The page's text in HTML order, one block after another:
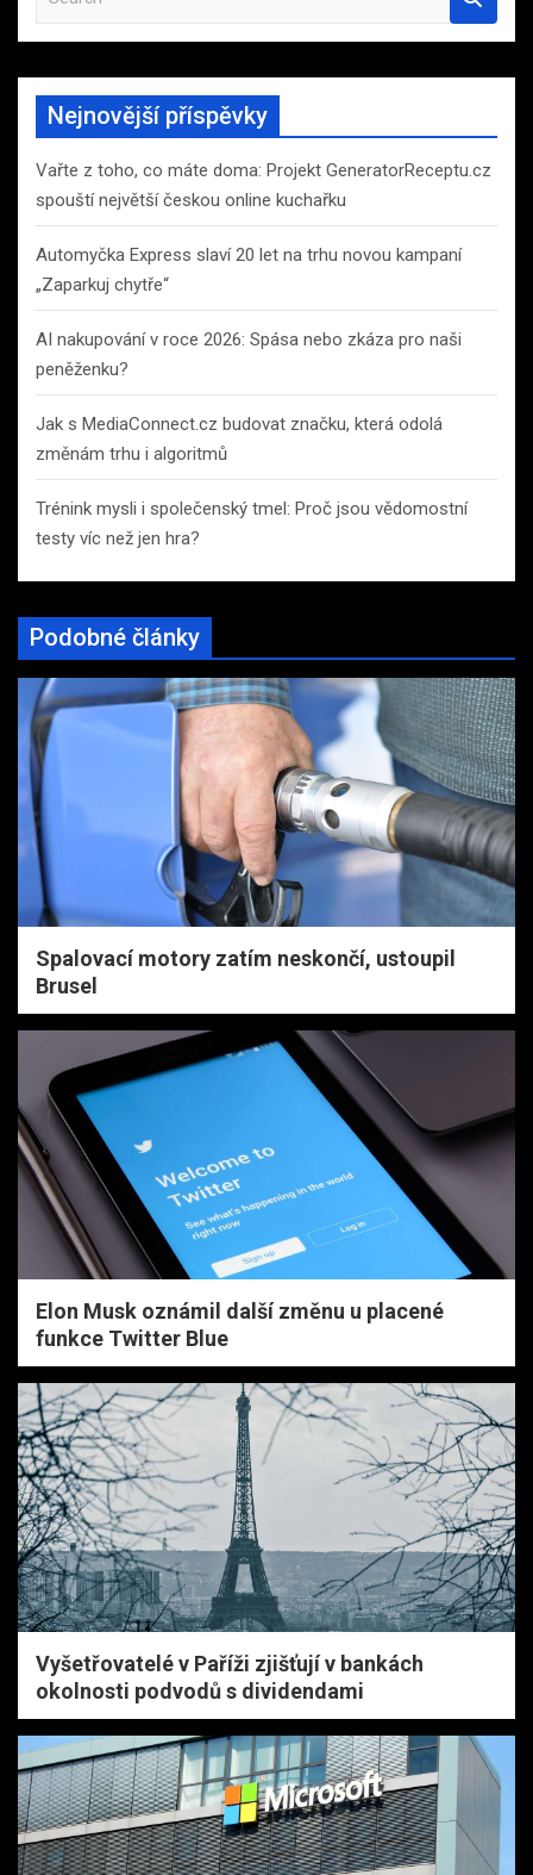
a
r
h
Nejnovější příspěvky
Vařte z toho, co máte doma: Projekt GeneratorReceptu.cz
spouští největší českou online kuchařku
Automyčka Express slaví 20 let na trhu novou kampaní
„Zaparkuj chytře“
AI nakupování v roce 2026: Spása nebo zkáza pro naši
peněženku?
Jak s MediaConnect.cz budovat značku, která odolá
změnám trhu i algoritmů
Trénink mysli i společenský tmel: Proč jsou vědomostní
testy víc než jen hra?
Podobné články
Spalovací motory zatím neskončí, ustoupil
Brusel
Elon Musk oznámil další změnu u placené
funkce Twitter Blue
Vyšetřovatelé v Paříži zjišťují v bankách
okolnosti podvodů s dividendami